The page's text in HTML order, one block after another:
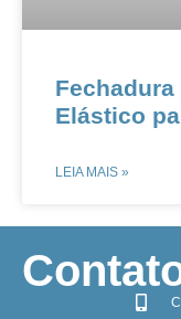
Elástico
LEIA MAIS »